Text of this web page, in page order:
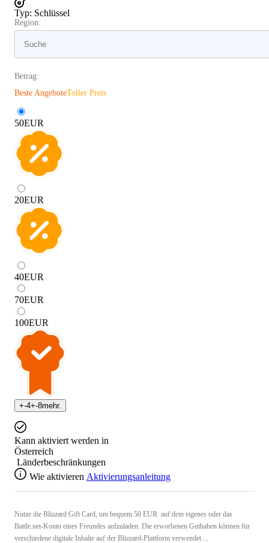
Typ: Schlüssel
Region:
Betrag:
Beste AngeboteToller Preis
50EUR
20EUR
40EUR
70EUR
100EUR
+-4+-8mehr.
Kann aktiviert werden in
Österreich
Länderbeschränkungen
Wie aktivieren Aktivierungsanleitung
Nutze die Blizzard Gift Card, um bequem 50 EUR auf dein eigenes oder das
Battle.net-Konto eines Freundes aufzuladen. Die erworbenen Guthaben können für
verschiedene digitale Inhalte auf der Blizzard-Plattform verwendet ...